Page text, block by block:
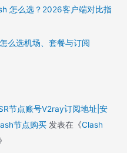
怎么选？2026客户端对比指
么选机场、套餐与订阅
节点账号V2ray订阅地址|安
节点购买 发表在《Clash